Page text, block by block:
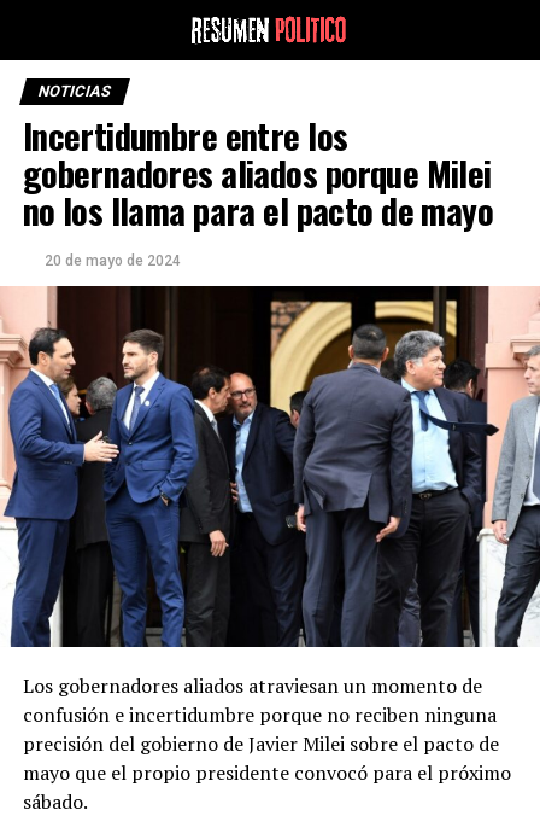
NOTICIAS
Incertidumbre entre los
gobernadores aliados porque Milei
no los llama para el pacto de mayo
20 de mayo de 2024
Los gobernadores aliados atraviesan un momento de
confusión e incertidumbre porque no reciben ninguna
precisión del gobierno de Javier Milei sobre el pacto de
mayo que el propio presidente convocó para el próximo
sábado.